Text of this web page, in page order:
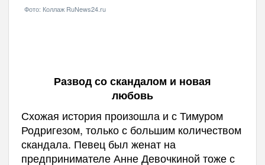
Фото: Коллаж RuNews24.ru
Развод со скандалом и новая
любовь
Схожая история произошла и с Тимуром
Родригезом, только с большим количеством
скандала. Певец был женат на
предпринимателе Анне Девочкиной тоже с